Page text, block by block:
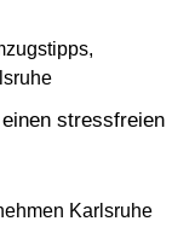
,
stressfreien